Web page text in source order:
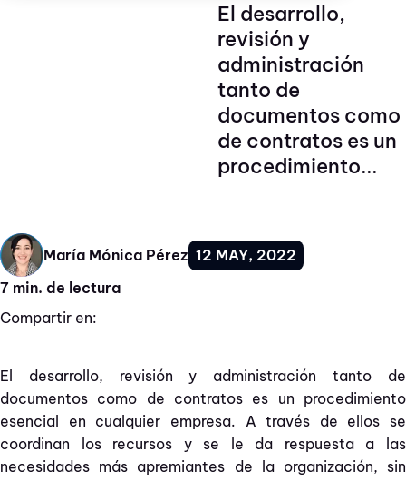
El desarrollo,
revisión y
administración
tanto de
documentos como
de contratos es un
procedimiento...
María Mónica Pérez 12 MAY, 2022
7 min. de lectura
Compartir en:
El desarrollo, revisión y administración tanto de
documentos como de contratos es un procedimiento
esencial en cualquier empresa. A través de ellos se
coordinan los recursos y se le da respuesta a las
necesidades más apremiantes de la organización, sin